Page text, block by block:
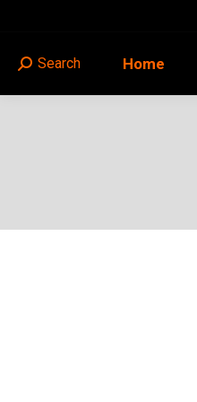
Home
Search:
Search